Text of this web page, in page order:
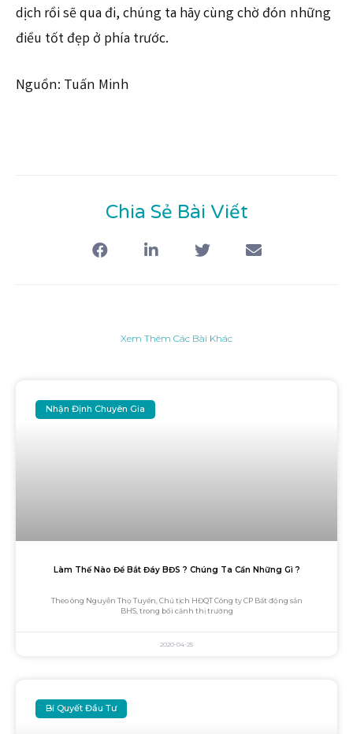
dịch rồi sẽ qua đi, chúng ta hãy cùng chờ đón những
điều tốt đẹp ở phía trước.
Nguồn: Tuấn Minh
Chia Sẻ Bài Viết
Xem Thêm Các Bài Khác
Nhận Định Chuyên Gia
Làm Thế Nào Để Bắt Đáy BĐS ? Chúng Ta Cần Những Gì ?
Theo ông Nguyễn Thọ Tuyển, Chủ tịch HĐQT Công ty CP Bất động sản
BHS, trong bối cảnh thị trường
2020-04-25
Bí Quyết Đầu Tư